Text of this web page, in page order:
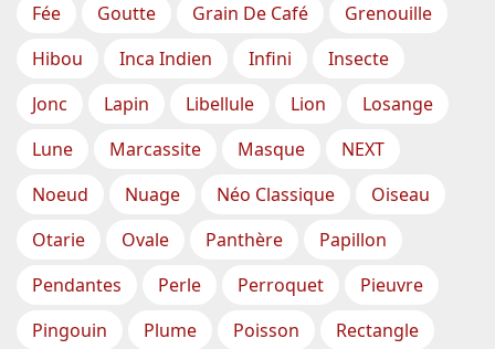
Fée
Goutte Grain De Café
Grenouille
Hibou
Inca Indien Infini
Insecte
Jonc
Lapin Libellule Lion
Losange
Lune
Marcassite Masque
NEXT
Noeud
Nuage Néo Classique
Oiseau
Otarie
Ovale Panthère
Papillon
Pendantes
Perle Perroquet
Pieuvre
Pingouin
Plume Poisson
Rectangle